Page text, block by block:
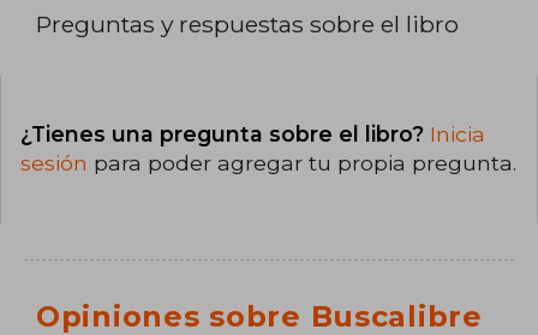
Preguntas y respuestas sobre el libro
¿Tienes una pregunta sobre el libro? Inicia
sesión para poder agregar tu propia pregunta.
Opiniones sobre Buscalibre